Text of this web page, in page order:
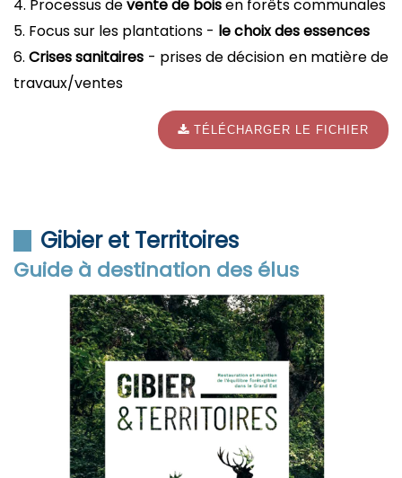
4. Processus devente de boisen forêts communales
5. Focus sur les plantations - le choix des essences
6.Crises sanitaires - prises de décision en matière de
travaux/ventes
TÉLÉCHARGER LE FICHIER
Gibier et Territoires
Guide à destination des élus